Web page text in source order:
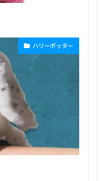
ハリーポッター